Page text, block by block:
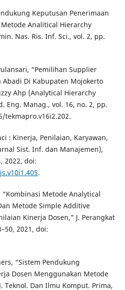
Keputusan Penerimaan
Analitical Hierarchy
Nas. Ris. Inf. Sci., vol. 2, pp.
“Pemilihan Supplier
Abadi Di Kabupaten Mojokerto
Ahp (Analytical Hierarchy
Eng. Manag., vol. 16, no. 2, pp.
tekmapro.v16i2.202.
: Kinerja, Penilaian, Karyawan,
Sist. Inf. dan Manajemen),
2022, doi:
.
“Kombinasi Metode Analytical
Metode Simple Additive
Kinerja Dosen,” J. Perangkat
2021, doi:
“Sistem Pendukung
Dosen Menggunakan Metode
Teknol. Dan Ilmu Komput. Prima,